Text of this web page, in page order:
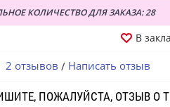
КОЛИЧЕСТВО ДЛЯ ЗАКАЗА: 28
В
2 отзывов / Написать отзыв
ПОЖАЛУЙСТА, ОТЗЫВ О